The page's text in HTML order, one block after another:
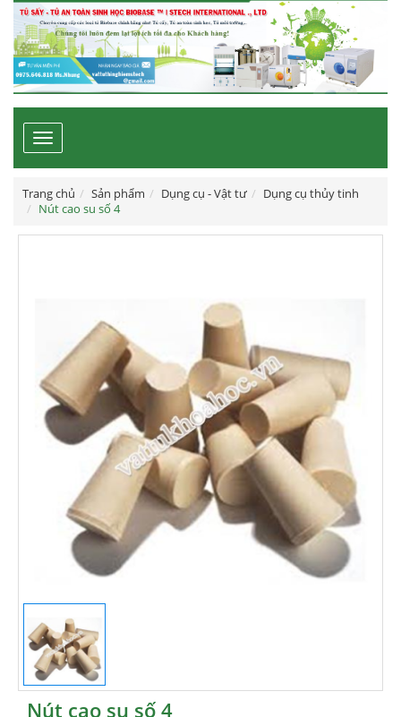
Toggle
navigation
Trang chủ Sản phẩm Dụng cụ - Vật tư
Dụng cụ thủy tinh
Nút cao su số 4
Nút cao su số 4